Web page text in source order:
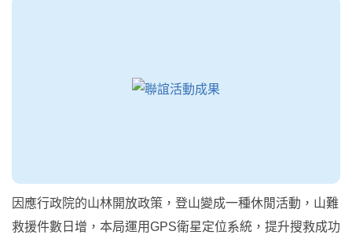
因應行政院的山林開放政策，登山變成一種休閒活動，山難
救援件數日增，本局運用GPS衛星定位系統，提升搜救成功